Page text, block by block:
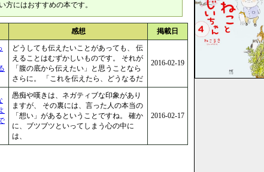
方にはおすすめの本です。
感想
掲載日
どうしても伝えたいことがあっても、 伝
えることはむずかしいものです。 それが
「腹の底から伝えたい」と思うことなら
さらに。 「これを伝えたら、どうなるだ
2016-02-19
愚痴や嘆きは、ネガティブな印象があり
ますが、 その裏には、言った人の本当の
「想い」があるということですね。 確か
に、ブツブツといってしまう心の中に
は、
2016-02-17